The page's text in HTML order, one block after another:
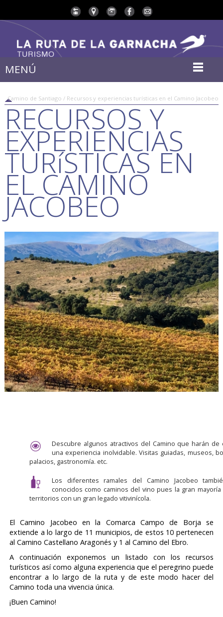
MENÚ
Camino de Santiago / Recursos y experiencias turísticas en el Camino Jacobeo
RECURSOS Y
EXPERIENCIAS
TURíSTICAS EN
EL CAMINO
JACOBEO
Descubre algunos atractivos del Camino que harán de
una experiencia inolvidable. Visitas guiadas, museos,
palacios, gastronomía. etc.
Los diferentes ramales del Camino Jacobeo
conocidos como caminos del vino pues la gran mayoría
territorios con un gran legado vitivinícola.
El Camino Jacobeo en la Comarca Campo de Borja se
extiende a lo largo de 11 municipios, de estos 10 pertenecen
al Camino Castellano Aragonés y 1 al Camino del Ebro.
A continuación exponemos un listado con los recursos
turísticos así como alguna experiencia que el peregrino puede
encontrar a lo largo de la ruta y de este modo hacer del
Camino toda una vivencia única.
¡Buen Camino!